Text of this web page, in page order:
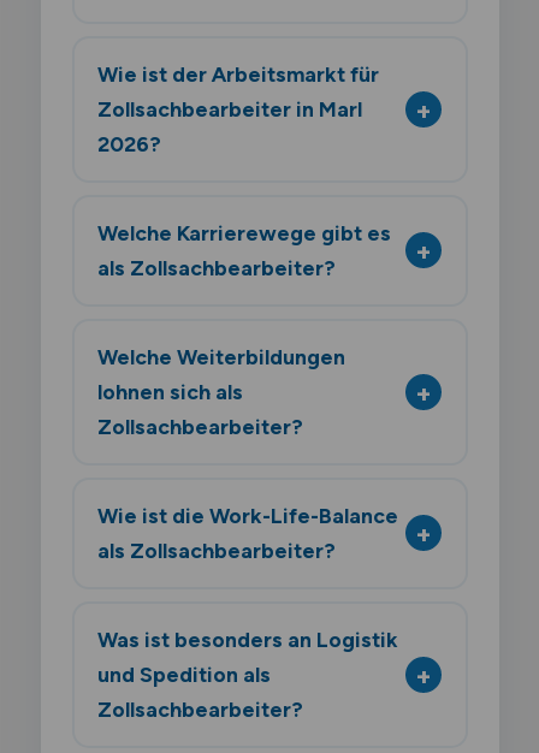
Wie ist der Arbeitsmarkt für
Zollsachbearbeiter in Marl
2026?
Welche Karrierewege gibt es
als Zollsachbearbeiter?
Welche Weiterbildungen
lohnen sich als
Zollsachbearbeiter?
Wie ist die Work-Life-Balance
als Zollsachbearbeiter?
Was ist besonders an Logistik
und Spedition als
Zollsachbearbeiter?